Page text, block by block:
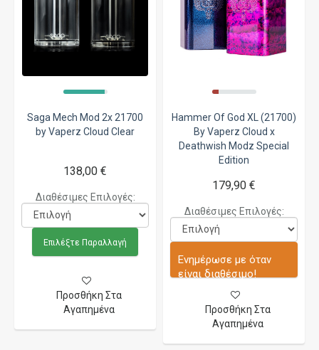
Saga Mech Mod 2x 21700
by Vaperz Cloud Clear
138,00 €
Διαθέσιμες Επιλογές:
Επιλέξτε Παραλλαγή
Προσθήκη Στα
Αγαπημένα
Hammer Of God XL (21700)
By Vaperz Cloud x
Deathwish Modz Special
Edition
179,90 €
Διαθέσιμες Επιλογές:
Ενημέρωσε με όταν
είναι διαθέσιμο!
Προσθήκη Στα
Αγαπημένα